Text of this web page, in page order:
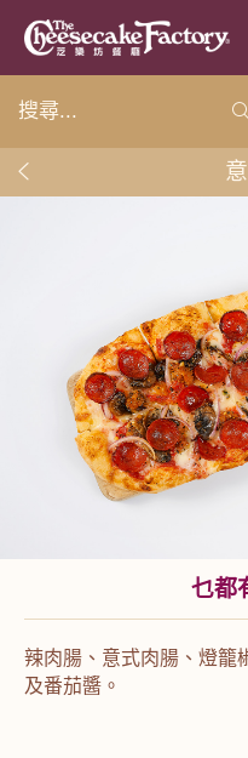
乜都
辣肉腸、意式肉腸、燈籠
及番茄醬。